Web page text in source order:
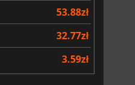
53.88zł
32.77zł
3.59zł